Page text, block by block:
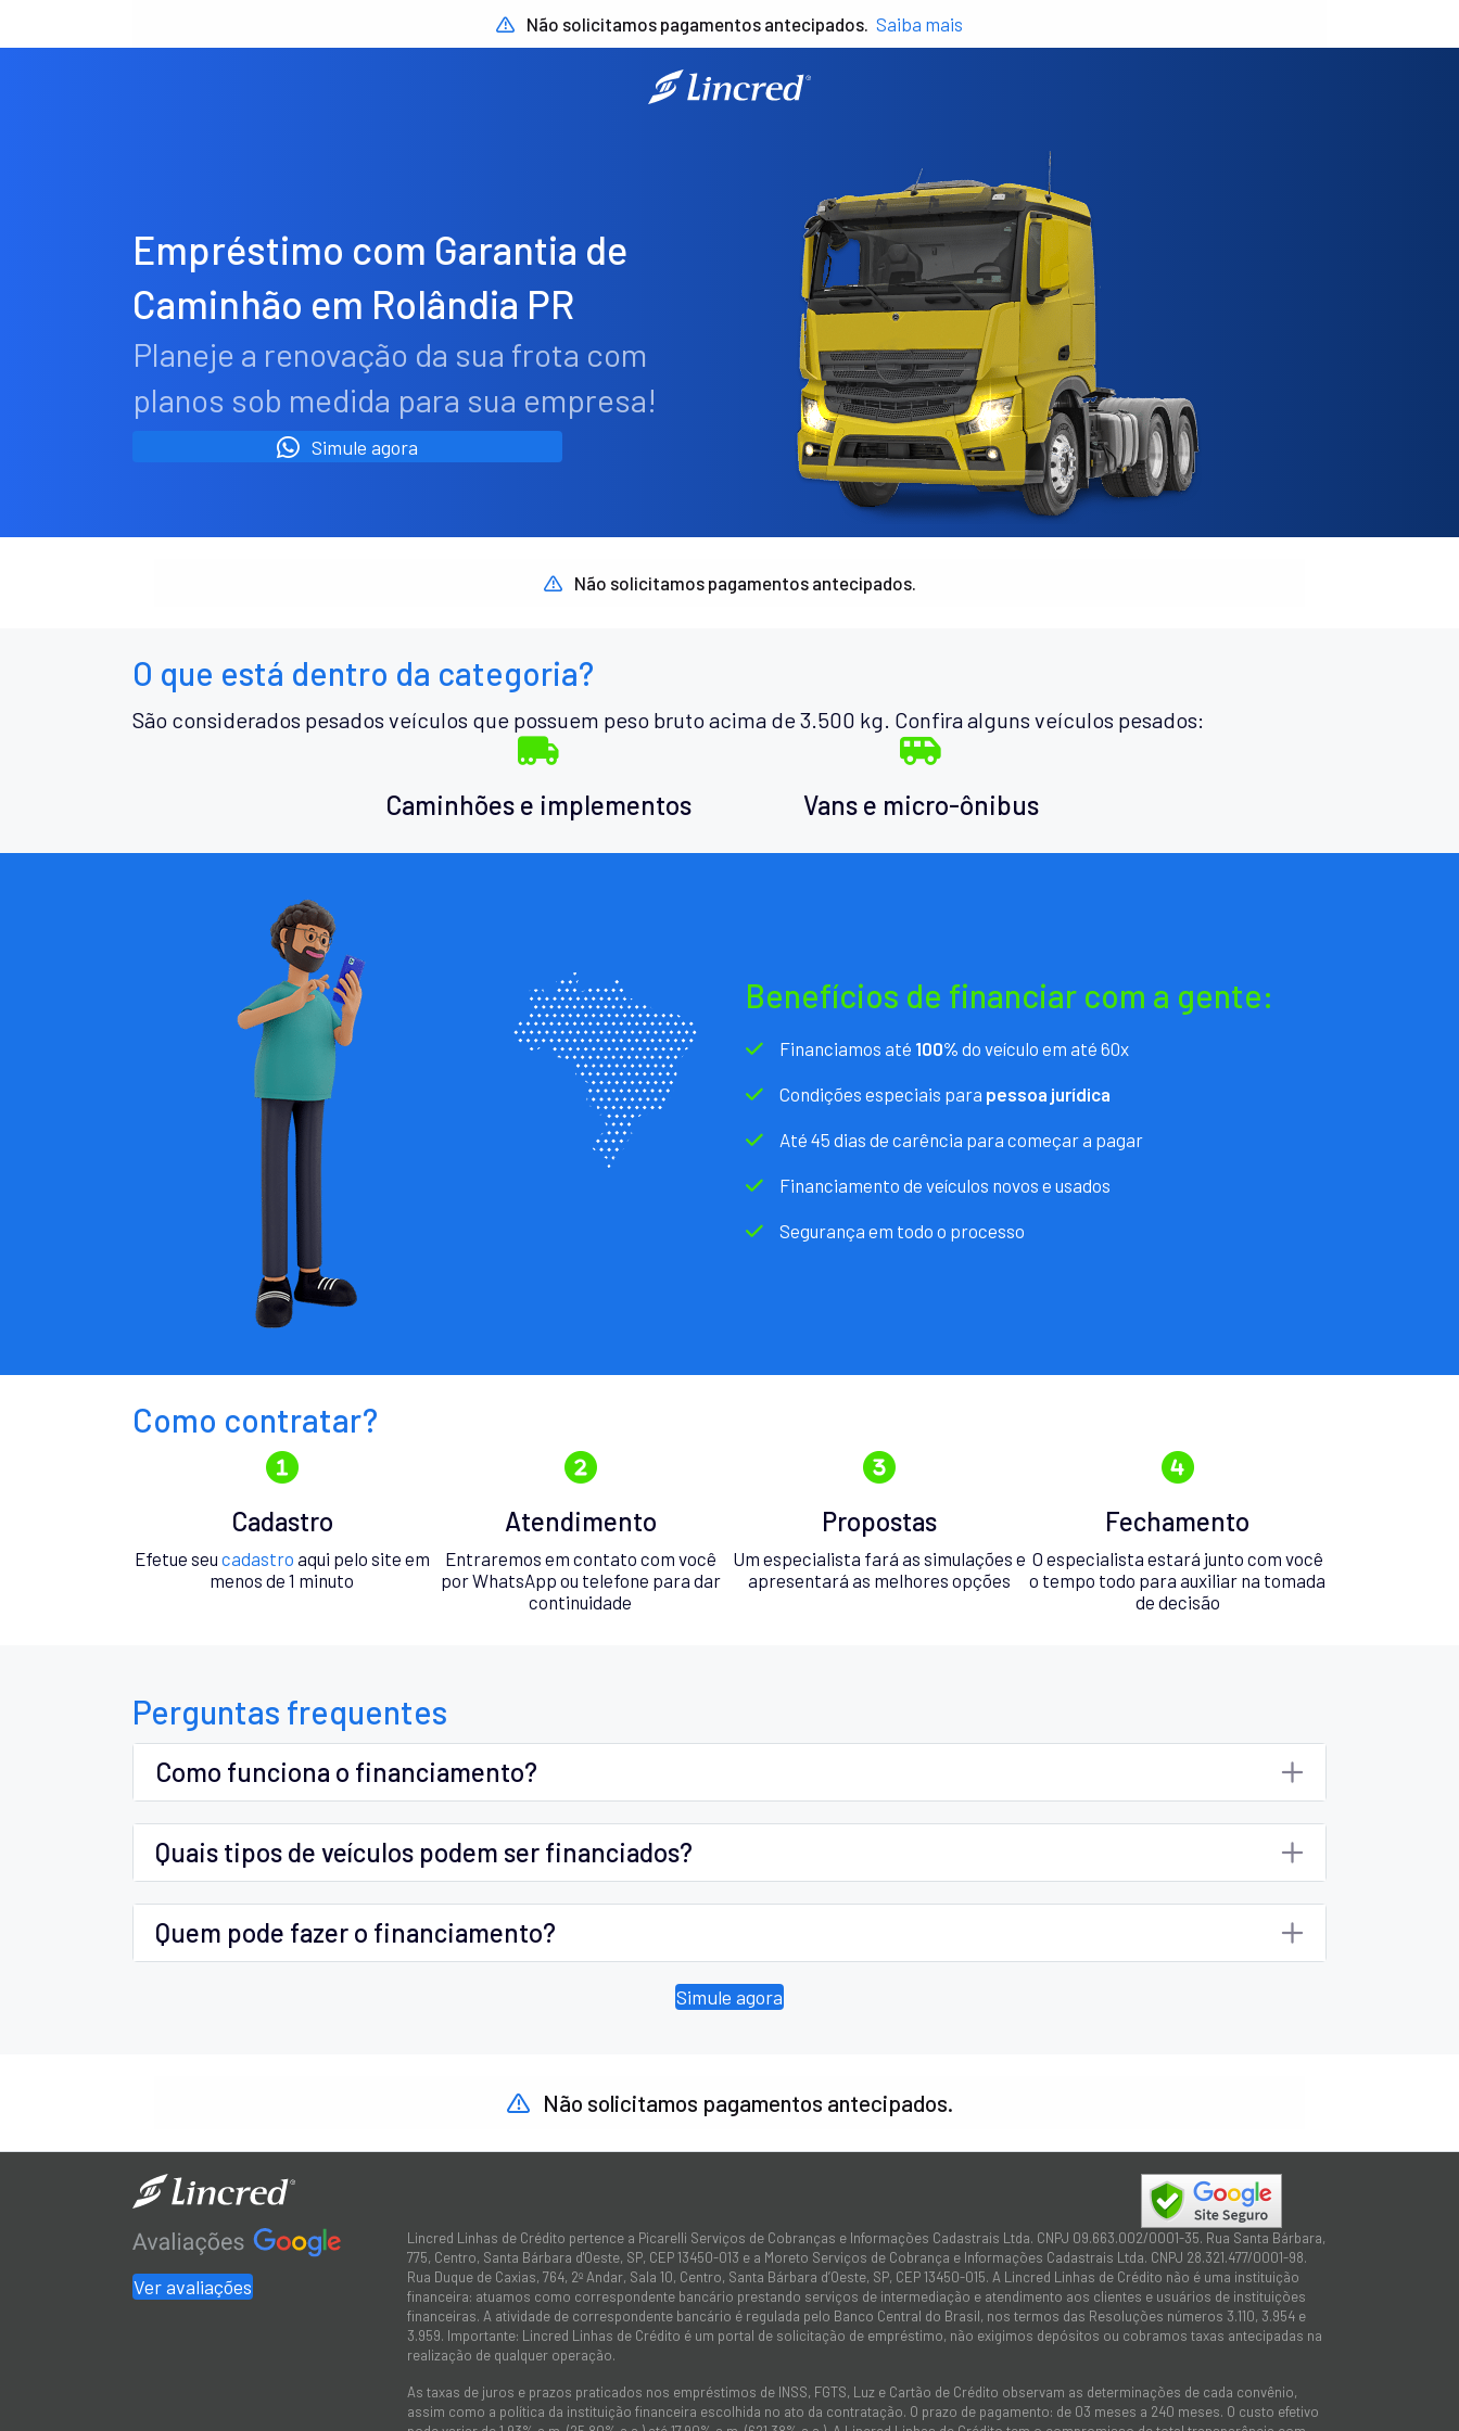
Não solicitamos pagamentos antecipados. Saiba mais
Empréstimo com Garantia de
Caminhão em Rolândia PR
Planeje a renovação da sua frota com
planos sob medida para sua empresa!
Simule agora
Não solicitamos pagamentos antecipados.
O que está dentro da categoria?
São considerados pesados veículos que possuem peso bruto acima de 3.500 kg. Confira alguns veículos pesados:
Caminhões e implementos Vans e micro-ônibus
Benefícios de financiar com a gente:
Financiamos até 100% do veículo em até 60x
Condições especiais para pessoa jurídica
Até 45 dias de carência para começar a pagar
Financiamento de veículos novos e usados
Segurança em todo o processo
Como contratar?
Cadastro
Efetue seu cadastro aqui pelo site em
menos de 1 minuto
Atendimento
Entraremos em contato com você
por WhatsApp ou telefone para dar
continuidade
Propostas
Um especialista fará as simulações e
apresentará as melhores opções
Fechamento
O especialista estará junto com você
o tempo todo para auxiliar na tomada
de decisão
Perguntas frequentes
Como funciona o financiamento?
Quais tipos de veículos podem ser financiados?
Quem pode fazer o financiamento?
Simule agora
Não solicitamos pagamentos antecipados.
Ver avaliações
Lincred Linhas de Crédito pertence a Picarelli Serviços de Cobranças e Informações Cadastrais Ltda. CNPJ 09.663.002/0001-35. Rua Santa Bárbara,
775, Centro, Santa Bárbara d'Oeste, SP, CEP 13450-013 e a Moreto Serviços de Cobrança e Informações Cadastrais Ltda. CNPJ 28.321.477/0001-98.
Rua Duque de Caxias, 764, 2º Andar, Sala 10, Centro, Santa Bárbara d’Oeste, SP, CEP 13450-015. A Lincred Linhas de Crédito não é uma instituição
financeira: atuamos como correspondente bancário prestando serviços de intermediação e atendimento aos clientes e usuários de instituições
financeiras. A atividade de correspondente bancário é regulada pelo Banco Central do Brasil, nos termos das Resoluções números 3.110, 3.954 e
3.959. Importante: Lincred Linhas de Crédito é um portal de solicitação de empréstimo, não exigimos depósitos ou cobramos taxas antecipadas na
realização de qualquer operação.
As taxas de juros e prazos praticados nos empréstimos de INSS, FGTS, Luz e Cartão de Crédito observam as determinações de cada convênio,
assim como a política da instituição financeira escolhida no ato da contratação. O prazo de pagamento: de 03 meses a 240 meses. O custo efetivo